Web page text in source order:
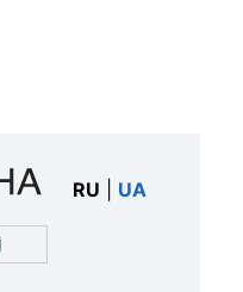
RU UA